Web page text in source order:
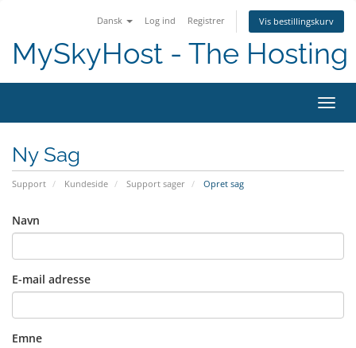
Dansk Log ind Registrer Vis bestillingskurv
MySkyHost - The Hosting
Skift
Ny Sag
Support Kundeside Support sager Opret sag
Navn
E-mail adresse
Emne